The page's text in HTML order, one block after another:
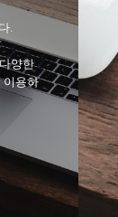
.
양한
이용하